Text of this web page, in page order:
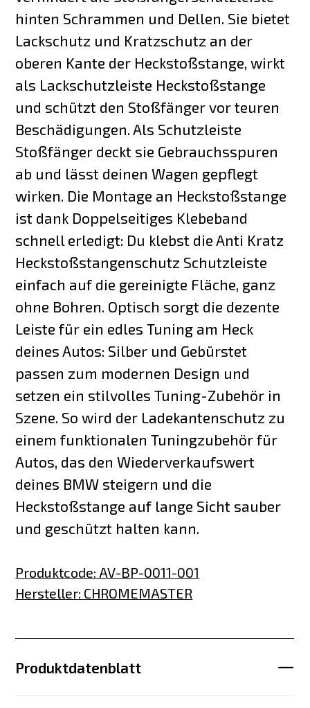
hinten Schrammen und Dellen. Sie bietet
Lackschutz und Kratzschutz an der
oberen Kante der Heckstoßstange, wirkt
als Lackschutzleiste Heckstoßstange
und schützt den Stoßfänger vor teuren
Beschädigungen. Als Schutzleiste
Stoßfänger deckt sie Gebrauchsspuren
ab und lässt deinen Wagen gepflegt
wirken. Die Montage an Heckstoßstange
ist dank Doppelseitiges Klebeband
schnell erledigt: Du klebst die Anti Kratz
Heckstoßstangenschutz Schutzleiste
einfach auf die gereinigte Fläche, ganz
ohne Bohren. Optisch sorgt die dezente
Leiste für ein edles Tuning am Heck
deines Autos: Silber und Gebürstet
passen zum modernen Design und
setzen ein stilvolles Tuning-Zubehör in
Szene. So wird der Ladekantenschutz zu
einem funktionalen Tuningzubehör für
Autos, das den Wiederverkaufswert
deines BMW steigern und die
Heckstoßstange auf lange Sicht sauber
und geschützt halten kann.
Produktcode: AV-BP-0011-001
Hersteller: CHROMEMASTER
Produktdatenblatt